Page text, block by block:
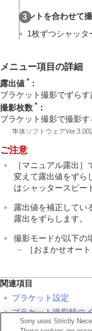
インターバル撮
より高解像の静
シャッターの設定
ズームする
手ブレを補正する
レンズ補正
ノイズリダクシ
撮影中の画面表示
TC/UB設定
外部RAWレコー
画像と音声をラ
カメラをカスタマイズする
再生する
カメラの設定を変更する
パソコンでできること
クラウドサービスを利用す
ピントを合わせて撮
1枚ずつシャッタ
メニュー項目の詳細
露出値 * ：
ブラケット撮影でずらす
撮影枚数 * ：
ブラケット撮影で撮影す
*本体ソフトウェアVer.3.00
ご注意
［マニュアル露出］
変えて露出値をずら
はシャッタースピー
露出値を補正してい
露出をずらします。
撮影モードが以下の
［おまかせオート
関連項目
ブラケット設定
ブラケット撮影時の
Sony uses Strictly